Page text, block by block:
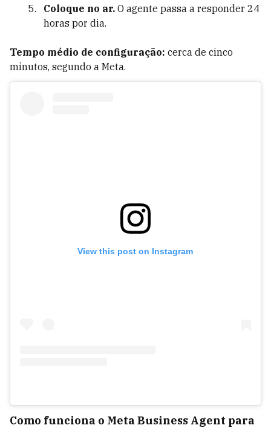
Coloque no ar. O agente passa a responder 24
horas por dia.
Tempo médio de configuração: cerca de cinco
minutos, segundo a Meta.
View this post on Instagram
Como funciona o Meta Business Agent para